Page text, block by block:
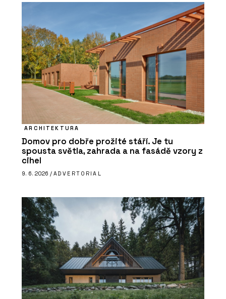
ARCHITEKTURA
Domov pro dobře prožité stáří. Je tu
spousta světla, zahrada a na fasádě vzory z
cihel
9. 6. 2026 / ADVERTORIAL